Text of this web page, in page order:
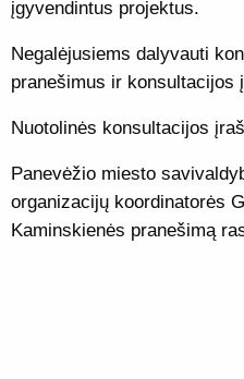
įgyvendintus projektus.
Negalėjusiems dalyvauti
pranešimus ir konsultacijos
Nuotolinės konsultacijos
Panevėžio miesto
organizacijų koordinatorės
Kaminskienės pranešimą